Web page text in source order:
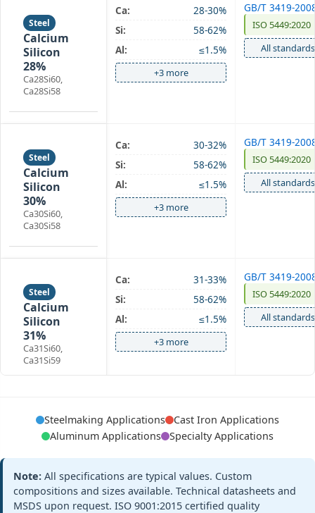
Steel
Calcium
Silicon
28%
Ca28Si60,
Ca28Si58
Ca:
28-30%
Si:
58-62%
Al:
≤1.5%
+3 more
GB/T 3419-
ISO 5449:2020
All standards
Steel
Calcium
Silicon
30%
Ca30Si60,
Ca30Si58
Ca:
30-32%
Si:
58-62%
Al:
≤1.5%
+3 more
GB/T 3419-
ISO 5449:2020
All standards
Steel
Calcium
Silicon
31%
Ca31Si60,
Ca31Si59
Ca:
31-33%
Si:
58-62%
Al:
≤1.5%
+3 more
GB/T 3419-
ISO 5449:2020
All standards
Steel
Calcium
Powder
CaSi-P, CaSi-F
Ca:
28-32%
Si:
58-62%
+3 more
Spec
Steelmaking Applications
Cast Iron Applications
Aluminum Applications
Specialty Applications
Note: All specifications are typical values. Custom
compositions and sizes available. Technical datasheets and
MSDS upon request. ISO 9001:2015 certified quality